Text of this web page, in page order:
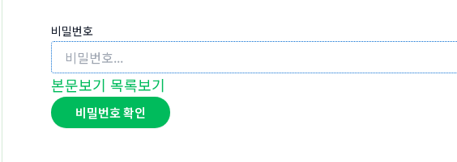
비밀번호
본문보기 목록보기
비밀번호 확인